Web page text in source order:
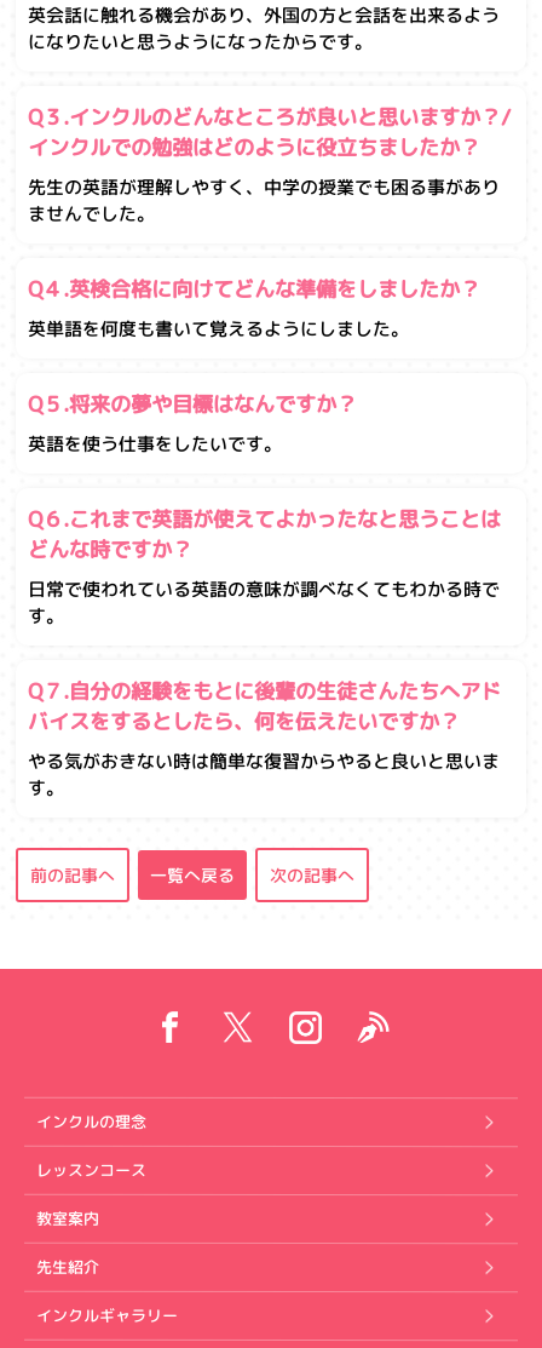
英会話に触れる機会があり、外国の方と会話を出来るよう
になりたいと思うようになったからです。
Q３.インクルのどんなところが良いと思いますか？/
インクルでの勉強はどのように役立ちましたか？
先生の英語が理解しやすく、中学の授業でも困る事があり
ませんでした。
Q４.英検合格に向けてどんな準備をしましたか？
英単語を何度も書いて覚えるようにしました。
Q５.将来の夢や目標はなんですか？
英語を使う仕事をしたいです。
Q６.これまで英語が使えてよかったなと思うことは
どんな時ですか？
日常で使われている英語の意味が調べなくてもわかる時で
す。
Q７.自分の経験をもとに後輩の生徒さんたちへアド
バイスをするとしたら、何を伝えたいですか？
やる気がおきない時は簡単な復習からやると良いと思いま
す。
前の記事へ 一覧へ戻る 次の記事へ
インクルの理念
レッスンコース
教室案内
先生紹介
インクルギャラリー